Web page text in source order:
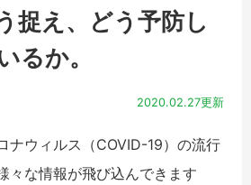
捉え、どう予防し
るか。
2020.02.27更新
ナウィルス（COVID-19）の流行
々な情報が飛び込んできます